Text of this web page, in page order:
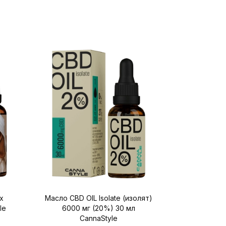
Масло CBD OIL Isolate (изолят)
6000 мг (20%) 30 мл
CannaStyle